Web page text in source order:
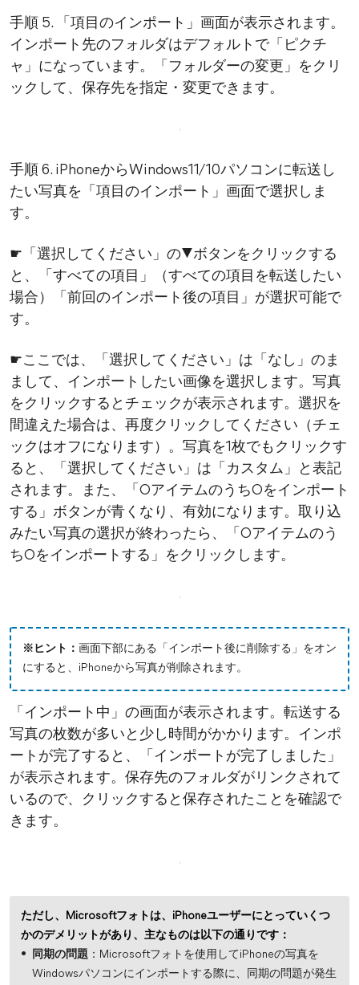
手順 5. 「項目のインポート」画面が表示されます。
インポート先のフォルダはデフォルトで「ピクチ
ャ」になっています。「フォルダーの変更」をクリ
ックして、保存先を指定・変更できます。
手順 6. iPhoneからWindows11/10パソコンに転送し
たい写真を「項目のインポート」画面で選択しま
す。
☛「選択してください」の▼ボタンをクリックする
と、「すべての項目」（すべての項目を転送したい
場合）「前回のインポート後の項目」が選択可能で
す。
☛ここでは、「選択してください」は「なし」のま
まして、インポートしたい画像を選択します。写真
をクリックするとチェックが表示されます。選択を
間違えた場合は、再度クリックしてください（チェ
ックはオフになります）。写真を1枚でもクリックす
ると、「選択してください」は「カスタム」と表記
されます。また、「○アイテムのうち○をインポート
する」ボタンが青くなり、有効になります。取り込
みたい写真の選択が終わったら、「○アイテムのう
ち○をインポートする」をクリックします。
※ヒント： 画面下部にある「インポート後に削除する」をオン
にすると、iPhoneから写真が削除されます。
「インポート中」の画面が表示されます。転送する
写真の枚数が多いと少し時間がかかります。インポ
ートが完了すると、「インポートが完了しました」
が表示されます。保存先のフォルダがリンクされて
いるので、クリックすると保存されたことを確認で
きます。
ただし、Microsoftフォトは、iPhoneユーザーにとっていくつ
かのデメリットがあり、主なものは以下の通りです：
同期の問題 ：Microsoftフォトを使用してiPhoneの写真を
Windowsパソコンにインポートする際に、同期の問題が発生